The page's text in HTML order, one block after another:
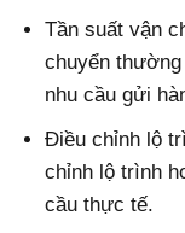
Tần suất vận
chuyển
nhu cầu gửi
Điều chỉnh lộ
chỉnh lộ trình
cầu thực tế.